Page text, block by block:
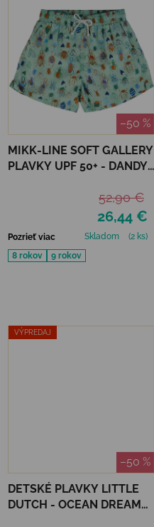
–50 %
MIKK-LINE SOFT GALLERY
PLAVKY UPF 50+ - DANDY
26,44 €
52,90 €
Pozrieť viac Skladom
(2 ks)
8 rokov
9 rokov
VÝPREDAJ
–50 %
DETSKÉ PLAVKY LITTLE
DUTCH - OCEAN DREAMS